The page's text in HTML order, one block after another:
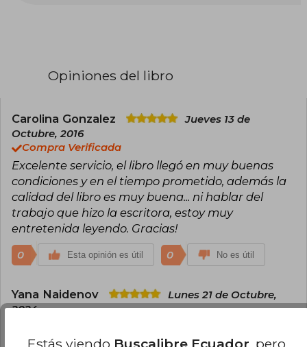
lobos, que cautivó a millones de lectores en
conocimiento del alma a través de su esencia
instintiva. Clarissa Pinkola Estés también es
autora de El jardinero fiel.
Opiniones del libro
Carolina Gonzalez
Jueves 13 de
Octubre, 2016
Compra Verificada
Excelente servicio, el libro llegó en muy buenas
condiciones y en el tiempo prometido, además la
calidad del libro es muy buena... ni hablar del
trabajo que hizo la escritora, estoy muy
entretenida leyendo. Gracias!
0 Esta opinión es útil 0 No es útil
Yana Naidenov
Lunes 21 de Octubre,
2024
Book is in great condition, and arrived in good
Estás viendo Buscalibre Ecuador , pero